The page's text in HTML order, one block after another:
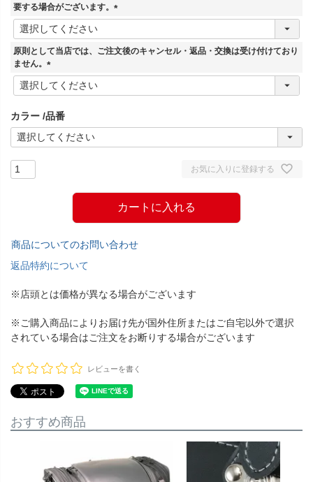
要する場合がございます。
(
須
原則として当店では、ご注文後のキャンセル・返品・交換は受け付けており
ません。
(
必
)
カラー 品番
お気に入りに登録する
カートに入れる
商品についてのお問い合わせ
返品特約について
※店頭とは価格が異なる場合がございます
※ご購入商品によりお届け先が国外住所またはご自宅以外で選択
されている場合はご注文をお断りする場合がございます
レビューを書く
おすすめ商品